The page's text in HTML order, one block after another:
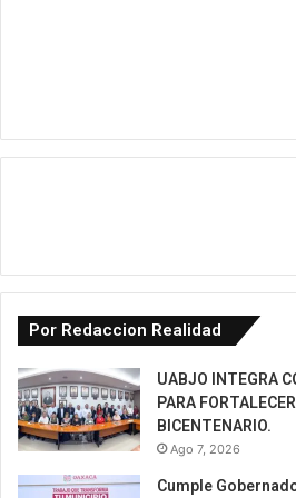
Por Redaccion Realidad
UABJO INTEGRA
PARA
BICENTENARIO.
Ago 7, 2026
Cumple